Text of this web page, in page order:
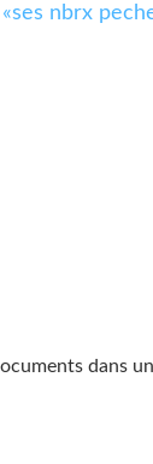
nbrx
dans